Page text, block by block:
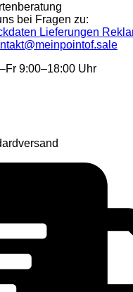
bei Fragen zu:
Lieferungen
9:00–18:00 Uhr